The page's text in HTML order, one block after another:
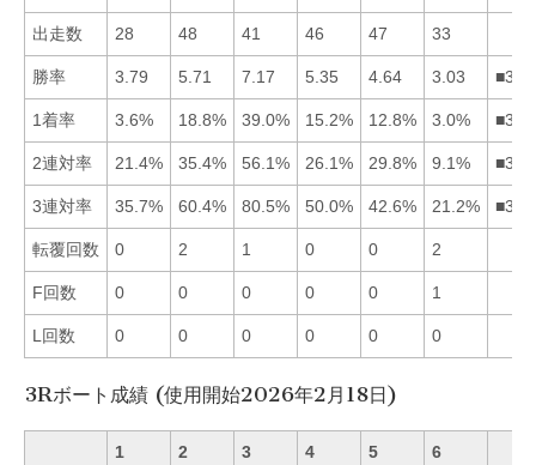
出走数 28 48 41 46 47 33
勝率 3.79 5.71 7.17 5.35 4.64 3.03
1着率 3.6% 18.8% 39.0% 15.2% 12.8% 3.0%
2連対率 21.4% 35.4% 56.1% 26.1% 29.8% 9.1%
3連対率 35.7% 60.4% 80.5% 50.0% 42.6% 21.2%
転覆回数 0 2 1 0 0 2
F回数 0 0 0 0 0 1
L回数 0 0 0 0 0 0
3Rボート成績 (使用開始2026年2月18日)
1 2 3 4 5 6